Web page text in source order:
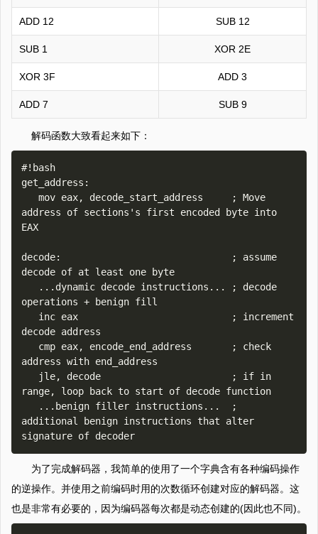
ADD 12 SUB 12
SUB 1 XOR 2E
XOR 3F ADD 3
ADD 7 SUB 9
解码函数大致看起来如下：
#!bash
get_address:
mov eax, decode_start_address     ; Move
address of sections's first encoded byte into
EAX
decode:                              ; assume
decode of at least one byte
...dynamic decode instructions... ; decode
operations + benign fill
inc eax                           ; increment
decode address
cmp eax, encode_end_address       ; check
address with end_address
jle, decode                       ; if in
range, loop back to start of decode function
...benign filler instructions...  ;
additional benign instructions that alter
为了完成解码器，我简单的使用了一个字典含有各种编码操作
的逆操作。并使用之前编码时用的次数循环创建对应的解码器。这
也是非常有必要的，因为编码器每次都是动态创建的(因此也不同)。